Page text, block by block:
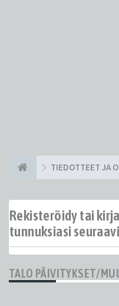
TIEDOTTEET JA
Rekisteröidy tai
tunnuksiasi
TALO PÄIVITYKSET/